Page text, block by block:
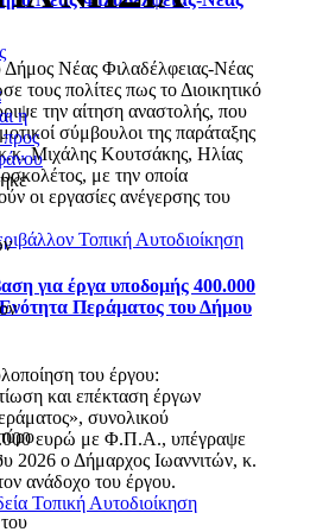
Νέας Φιλαδέλφειας-Νέας
τους πολίτες πως το Διοικητικό
την αίτηση αναστολής, που
σύμβουλοι της παράταξης
Μιχάλης Κουτσάκης, Ηλίας
με την οποία
οι εργασίες ανέγερσης του
Τοπική Αυτοδιοίκηση
για έργα υποδομής 400.000
Περάματος του Δήμου
του έργου:
και επέκταση έργων
συνολικού
ευρώ με Φ.Π.Α., υπέγραψε
2026 ο Δήμαρχος Ιωαννιτών, κ.
ανάδοχο του έργου.
Τοπική Αυτοδιοίκηση
η